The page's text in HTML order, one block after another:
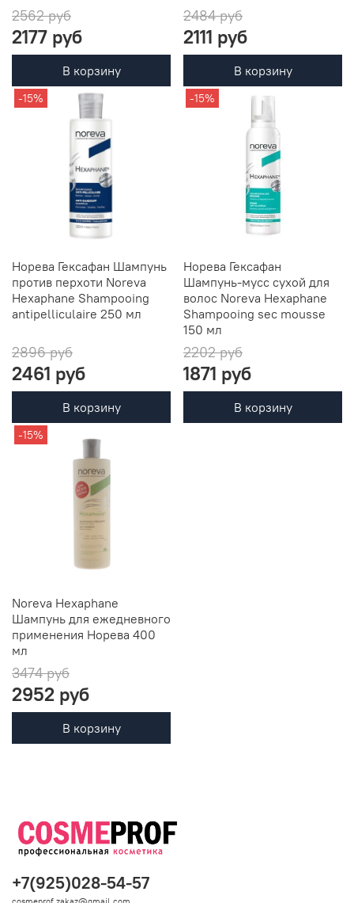
2562 руб
2177 руб
В корзину
2484 руб
2111 руб
В корзину
-15%
Норева Гексафан Шампунь
против перхоти Noreva
Hexaphane Shampooing
antipelliculaire 250 мл
2896 руб
2461 руб
В корзину
-15%
Норева Гексафан
Шампунь-мусс сухой для
волос Noreva Hexaphane
Shampooing sec mousse
150 мл
2202 руб
1871 руб
В корзину
-15%
Noreva Hexaphane
Шампунь для ежедневного
применения Норева 400
мл
3474 руб
2952 руб
В корзину
+7(925)028-54-57